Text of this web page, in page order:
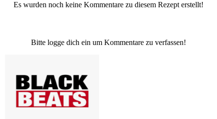
Es wurden noch keine Kommentare zu diesem Rezept erstellt!
Bitte logge dich ein um Kommentare zu verfassen!